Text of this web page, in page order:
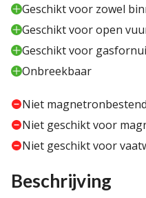
Geschikt voor zowel
Geschikt voor open
Geschikt voor
Onbreekbaar
Niet
Niet geschikt voor
Niet geschikt voor
Beschrijving